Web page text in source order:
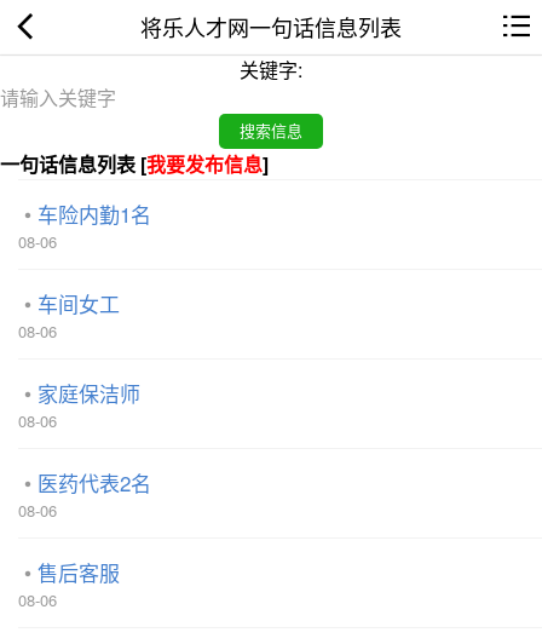
将乐人才网一句话信息列表
关键字:
一句话信息列表 [我要发布信息]
车险内勤1名
08-06
车间女工
08-06
家庭保洁师
08-06
医药代表2名
08-06
售后客服
08-06